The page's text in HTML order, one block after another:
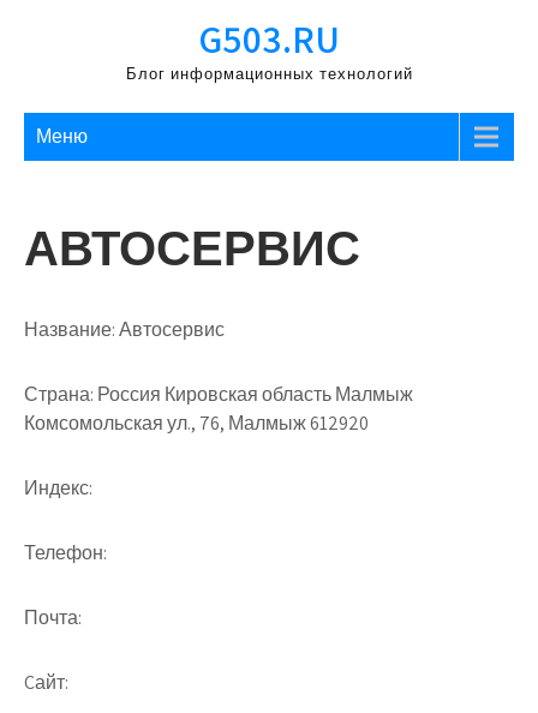
G503.RU
Блог информационных технологий
Меню
АВТОСЕРВИС
Название:Автосервис
Страна: Россия Кировская область Малмыж
Комсомольская ул., 76, Малмыж 612920
Индекс:
Телефон:
Почта:
Cайт: